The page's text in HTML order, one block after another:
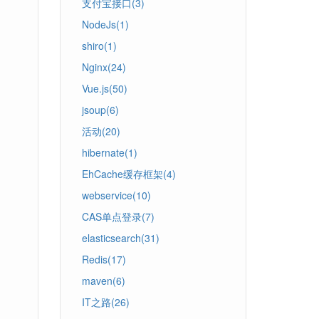
支付宝接口(3)
NodeJs(1)
shiro(1)
Nginx(24)
Vue.js(50)
jsoup(6)
活动(20)
hibernate(1)
EhCache缓存框架(4)
webservice(10)
CAS单点登录(7)
elasticsearch(31)
Redis(17)
maven(6)
IT之路(26)